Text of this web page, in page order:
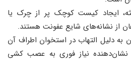
ایجاد کیست کوچک پر از چرک یا
از نشانه‌های شایع عفونت هستند.
به دلیل التهاب در استخوان اطراف آن
نشان‌دهنده نیاز فوری به عصب ‌کشی